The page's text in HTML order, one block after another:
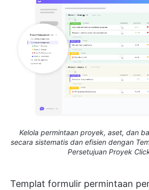
Kelola permintaan proyek, aset, dan
secara sistematis dan efisien dengan
Persetujuan Proyek
Templat formulir permintaan